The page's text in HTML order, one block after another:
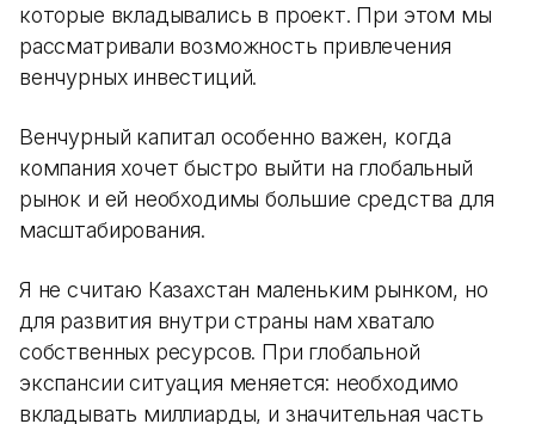
которые вкладывались в проект. При этом мы
рассматривали возможность привлечения
венчурных инвестиций.
Венчурный капитал особенно важен, когда
компания хочет быстро выйти на глобальный
рынок и ей необходимы большие средства для
масштабирования.
Я не считаю Казахстан маленьким рынком, но
для развития внутри страны нам хватало
собственных ресурсов. При глобальной
экспансии ситуация меняется: необходимо
вкладывать миллиарды, и значительная часть